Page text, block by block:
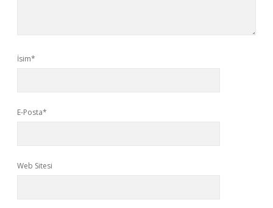
İsim*
E-Posta*
Web Sitesi